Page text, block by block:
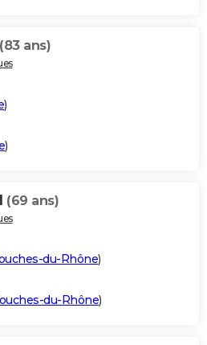
(83 ans)
)
)
(69 ans)
du-Rhône)
du-Rhône)